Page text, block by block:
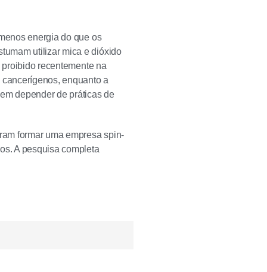
energia do que os
utilizar mica e dióxido
recentemente na
enquanto a
depender de práticas de
formar uma empresa spin-
A pesquisa completa